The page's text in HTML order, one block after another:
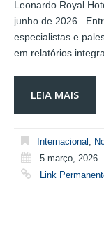
Leonardo Royal
junho de 2026.
especialistas e
em relatórios
LEIA MAIS
Internacional ,
5 março, 2026
Link